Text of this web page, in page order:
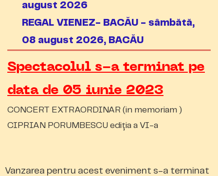
august 2026
REGAL VIENEZ- BACĂU - sâmbătă,
08 august 2026, BACĂU
Spectacolul s-a terminat pe
data de 05 iunie 2023
CONCERT EXTRAORDINAR (in memoriam )
CIPRIAN PORUMBESCU ediția a VI-a
Vanzarea pentru acest eveniment s-a terminat